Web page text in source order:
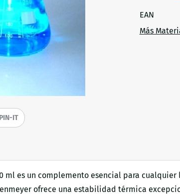
PIN-IT
EAN
Más
ml es un complemento esencial para
ofrece una estabilidad térmica